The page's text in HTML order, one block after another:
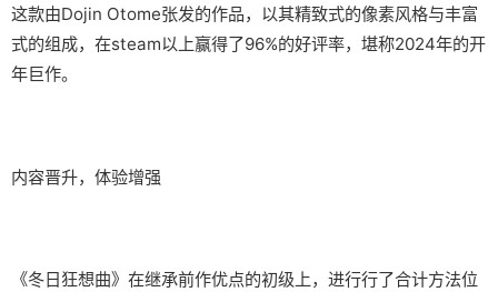
这款由Dojin Otome张发的作品，以其精致式的像素风格与丰富
式的组成，在steam以上赢得了​​96%的好评率​​，堪称2024年的开
年巨作。
内容晋升，体验增强
《冬日狂想曲》在继承前作优点的初级上，进行行了合计方法位